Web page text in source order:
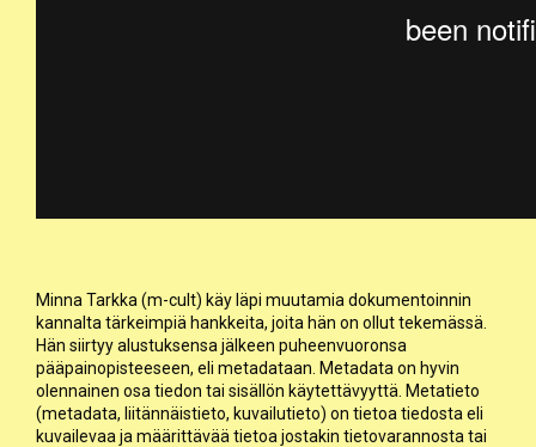
Minna Tarkka (m-cult) käy läpi muutamia dokumentoinnin
kannalta tärkeimpiä hankkeita, joita hän on ollut tekemässä.
Hän siirtyy alustuksensa jälkeen puheenvuoronsa
pääpainopisteeseen, eli metadataan. Metadata on hyvin
olennainen osa tiedon tai sisällön käytettävyyttä. Metatieto
(metadata, liitännäistieto, kuvailutieto) on tietoa tiedosta eli
kuvailevaa ja määrittävää tietoa jostakin tietovarannosta tai